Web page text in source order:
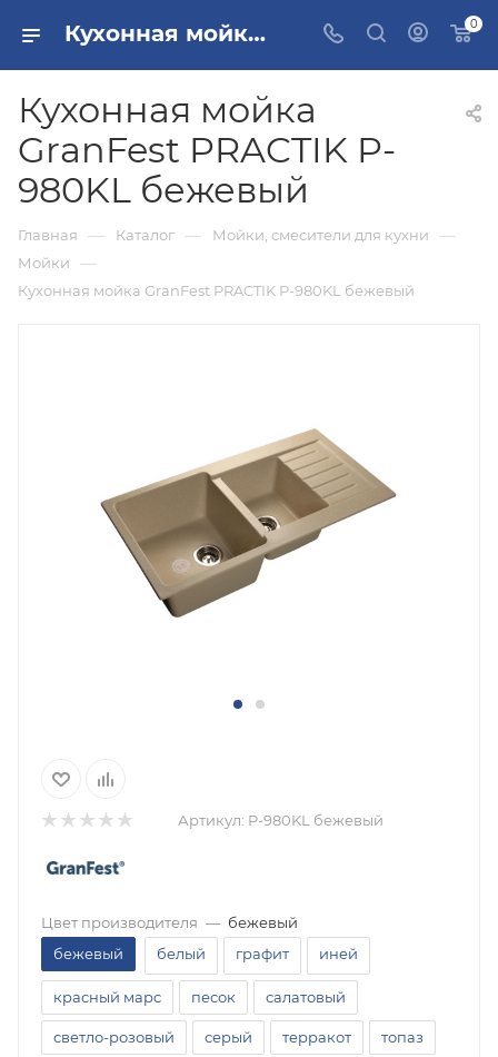
Кухонная мойка GranFest PRACTIK P-980KL бежевый купить в Москве 0
Кухонная мойка
GranFest PRACTIK P-
980KL бежевый
Главная — Каталог — Мойки, смесители для кухни —
Мойки —
Кухонная мойка GranFest PRACTIK P-980KL бежевый
Артикул: P-980KL бежевый
Цвет производителя — бежевый
бежевый
белый графит иней
красный марс песок салатовый
светло-розовый серый терракот топаз